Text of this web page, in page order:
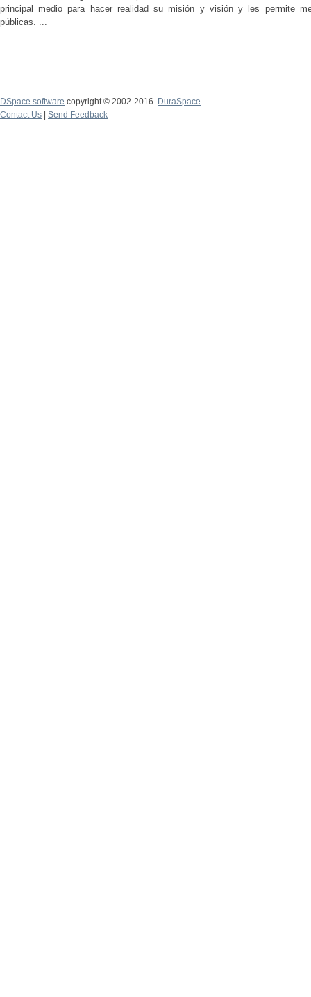
principal medio para hacer realidad su misión y visión y les permite
públicas. ...
DSpace software copyright © 2002-2016
DuraSpace
Contact Us
Send Feedback